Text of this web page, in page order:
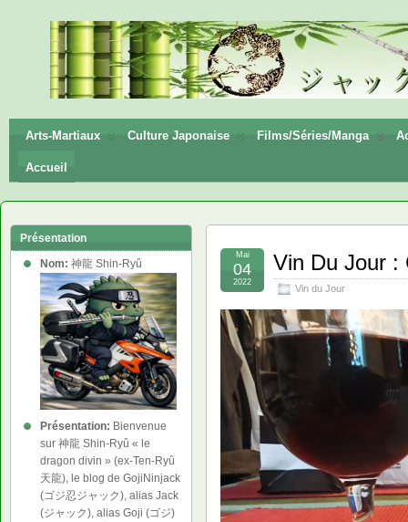
神龍
Shin-
Ryū
Arts-Martiaux Culture Japonaise Films/Séries/Manga
Accueil
Vin Du Jour :
Vin du Jour
Mai
04
2022
Présentation
Nom: 神龍 Shin-Ryû
Présentation: Bienvenue
sur 神龍 Shin-Ryû « le
dragon divin » (ex-Ten-Ryû
天龍), le blog de GojiNinjack
(ゴジ忍ジャック), alias Jack
(ジャック), alias Goji (ゴジ)